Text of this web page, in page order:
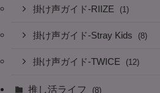
掛け声ガイド-RIIZE (1)
掛け声ガイド-Stray Kids (8)
掛け声ガイド-TWICE (12)
推し活ライフ (8)